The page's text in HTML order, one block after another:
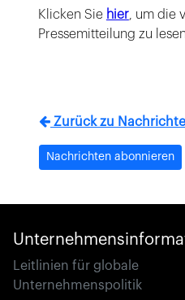
Klicken Sie hier, um die
Pressemitteilung zu
Zurück zu
Nachrichten abonnieren
Leitlinien für globale
Unternehmenspolitik